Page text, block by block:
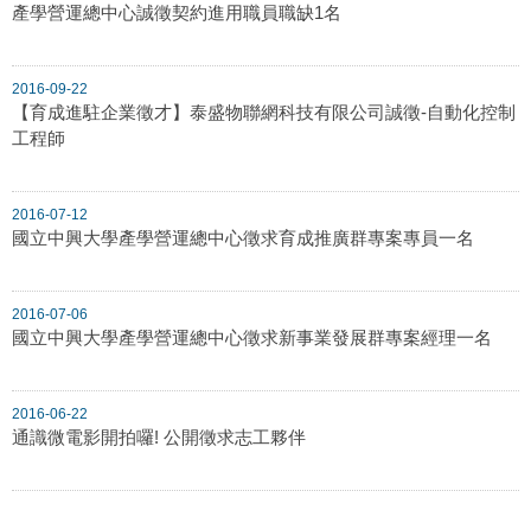
產學營運總中心誠徵契約進用職員職缺1名
2016-09-22
【育成進駐企業徵才】泰盛物聯網科技有限公司誠徵-自動化控制
工程師
2016-07-12
國立中興大學產學營運總中心徵求育成推廣群專案專員一名
2016-07-06
國立中興大學產學營運總中心徵求新事業發展群專案經理一名
2016-06-22
通識微電影開拍囉! 公開徵求志工夥伴